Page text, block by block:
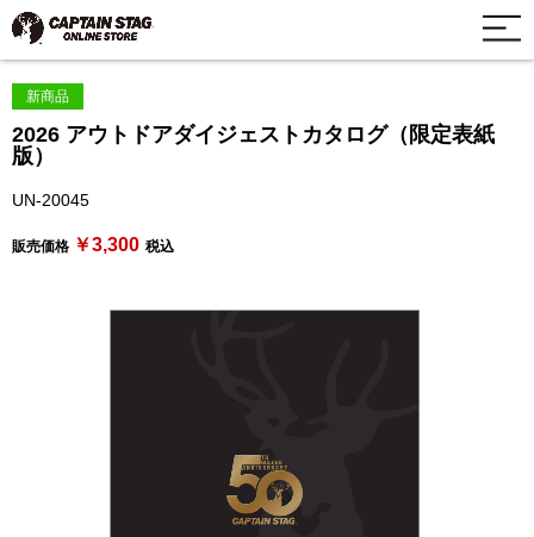
新商品
2026 アウトドアダイジェストカタログ（限定表紙
版）
UN-20045
販売価格 ￥3,300 税込